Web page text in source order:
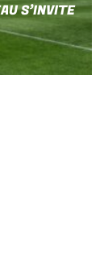
S’INVITE